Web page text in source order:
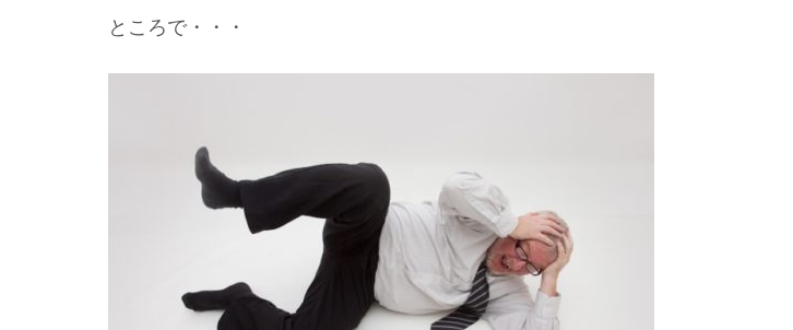
ところで・・・